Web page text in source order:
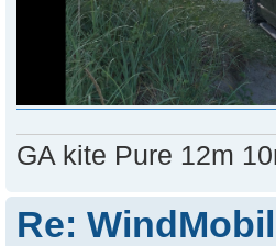
GA kite Pure 12m
Re: